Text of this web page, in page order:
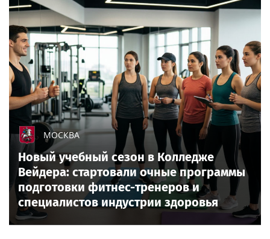
МОСКВА
Новый учебный сезон в Колледже
Вейдера: стартовали очные программы
подготовки фитнес-тренеров и
специалистов индустрии здоровья